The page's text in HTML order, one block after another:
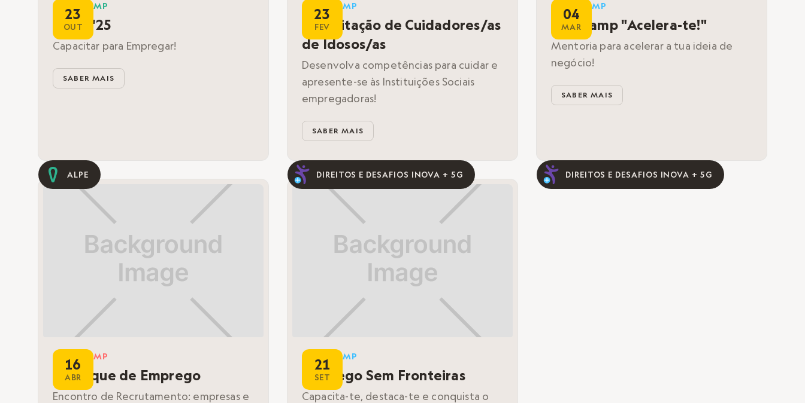
23
OUT
BOOTCAMP
Evolui'25
Capacitar para Empregar!
SABER MAIS
ALPE
23
FEV
BOOTCAMP
Capacitação de Cuidadores/as
de Idosos/as
Desenvolva competências para cuidar e
apresente-se às Instituições Sociais
empregadoras!
SABER MAIS
DIREITOS E DESAFIOS INOVA + 5G
04
MAR
BOOTCAMP
Bootcamp "Acelera-te!"
Mentoria para acelerar a tua ideia de
negócio!
SABER MAIS
DIREITOS E DESAFIOS INOVA + 5G
16
ABR
BOOTCAMP
Quiosque de Emprego
Encontro de Recrutamento: empresas e
21
SET
BOOTCAMP
Emprego Sem Fronteiras
Capacita-te, destaca-te e conquista o